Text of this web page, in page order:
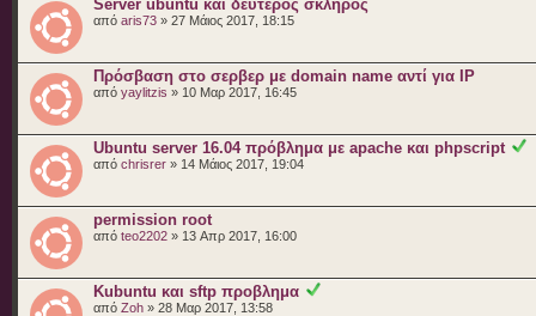
Server ubuntu και δευτερος σκληρος
από aris73 » 27 Μάιος 2017, 18:15
Πρόσβαση στο σερβερ με domain name αντί για IP
από yaylitzis » 10 Μαρ 2017, 16:45
Ubuntu server 16.04 πρόβλημα με apache και phpscript
από chrisrer » 14 Μάιος 2017, 19:04
permission root
από teo2202 » 13 Απρ 2017, 16:00
Kubuntu και sftp προβλημα
από Zoh » 28 Μαρ 2017, 13:58